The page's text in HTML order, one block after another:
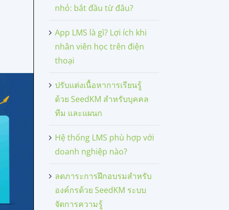
nhỏ: bắt đầu từ đâu?
App LMS là gì? Lợi ích khi
nhân viên học trên điện
thoại
ปรับแต่งเนื้อหาการเรียนรู้
ด้วย SeedKM สำหรับบุคคล
ทีม และแผนก
Hệ thống LMS phù hợp với
doanh nghiệp nào?
ลดภาระการฝึกอบรมสำหรับ
องค์กรด้วย SeedKM ระบบ
จัดการความรู้